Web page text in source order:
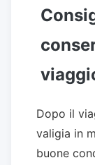
Dopo il
valigia in
buone